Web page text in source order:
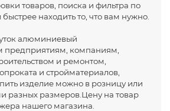
товаров, поиска и фильтра по
находить то, что вам нужно.
алюминиевый
предприятиям, компаниям,
и ремонтом,
и стройматериалов,
изделие можно в розницу или
разных размеров.Цену на товар
нашего магазина.